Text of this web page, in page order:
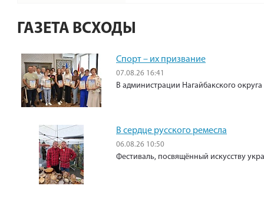
ГАЗЕТА ВСХОДЫ
Спорт – их призвание
07.08.26 16:41
В администрации Нагайбакского
В сердце русского ремесла
06.08.26 10:50
Фестиваль, посвящённый искусству